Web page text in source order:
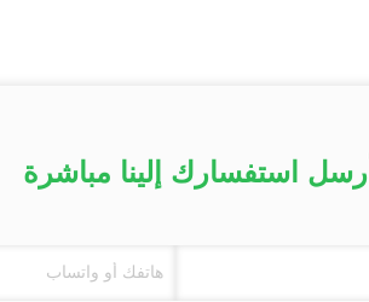
أرسل استفسارك إلينا مباشرة